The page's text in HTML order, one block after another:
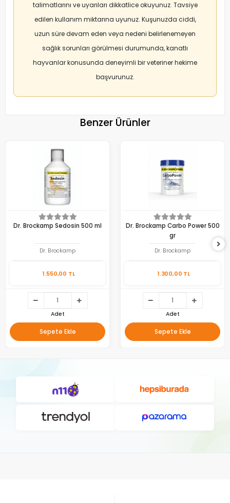
talimatlarını ve uyarıları dikkatlice okuyunuz. Tavsiye
edilen kullanım miktarına uyunuz. Kuşunuzda ciddi,
uzun süre devam eden veya nedeni belirlenemeyen
sağlık sorunları görülmesi durumunda, kanatlı
hayvanlar konusunda deneyimli bir veteriner hekime
başvurunuz.
Benzer Ürünler
Dr. Brockamp Sedosin 500 ml
Dr. Brockamp
1.550,00 TL
Adet
Sepete Ekle
Dr. Brockamp Carbo Power 500
gr
Dr. Brockamp
1.300,00 TL
Adet
Sepete Ekle